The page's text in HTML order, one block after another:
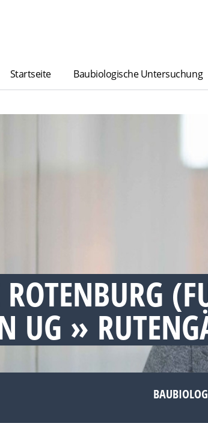
Startseite Baubiologische Untersuchung
UG »